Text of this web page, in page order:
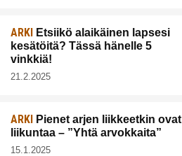
ARKI Etsiikö alaikäinen lapsesi
kesätöitä? Tässä hänelle 5
vinkkiä!
21.2.2025
ARKI Pienet arjen liikkeetkin ovat
liikuntaa – ”Yhtä arvokkaita”
15.1.2025